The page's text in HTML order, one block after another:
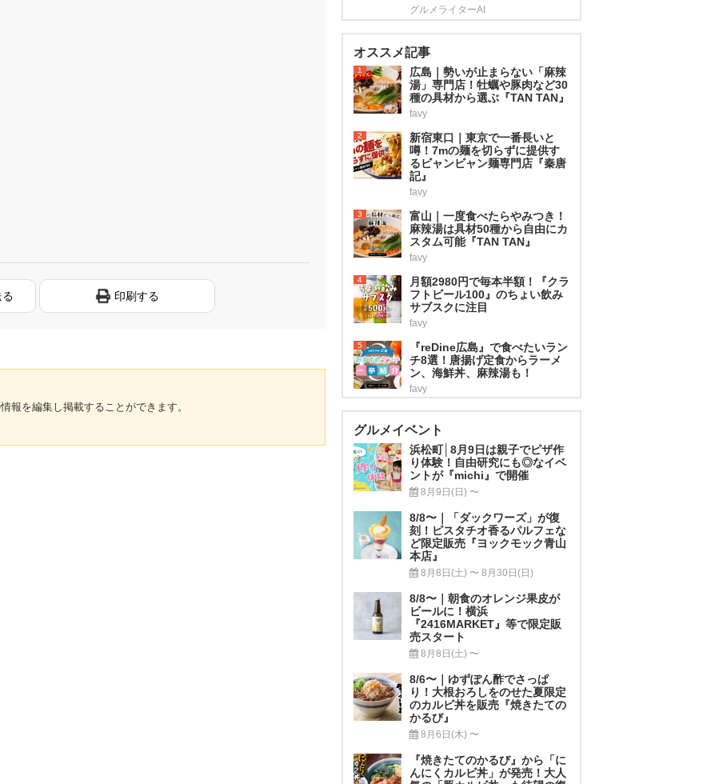
印刷する
報を編集し掲載することができます。
グルメライターAI
オススメ記事
1
広島｜勢いが止まらない「麻辣
湯」専門店！牡蠣や豚肉など30
種の具材から選ぶ『TAN TAN』
favy
2
新宿東口｜東京で一番長いと
噂！7mの麺を切らずに提供す
るビャンビャン麺専門店『秦唐
記』
favy
3
富山｜一度食べたらやみつき！
麻辣湯は具材50種から自由にカ
スタム可能『TAN TAN』
favy
4
月額2980円で毎本半額！『クラ
フトビール100』のちょい飲み
サブスクに注目
favy
5
『reDine広島』で食べたいラン
チ8選！唐揚げ定食からラーメ
ン、海鮮丼、麻辣湯も！
favy
グルメイベント
浜松町│8月9日は親子でピザ作
り体験！自由研究にも◎なイベ
ントが『michi』で開催
8月9日(日) 〜
8/8〜｜「ダックワーズ」が復
刻！ピスタチオ香るパルフェな
ど限定販売『ヨックモック青山
本店』
8月8日(土) 〜 8月30日(日)
8/8〜｜朝食のオレンジ果皮が
ビールに！横浜
『2416MARKET』等で限定販
売スタート
8月8日(土) 〜
8/6〜｜ゆずぽん酢でさっぱ
り！大根おろしをのせた夏限定
のカルビ丼を販売『焼きたての
かるび』
8月6日(木) 〜
『焼きたてのかるび』から「に
んにくカルビ丼」が発売！大人